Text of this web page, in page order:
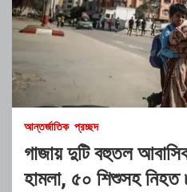
আন্তর্জাতিক প্রচ্ছদ
গাজায় দুটি বহুতল
হামলা, ৫০ শিশুসহ নিহত